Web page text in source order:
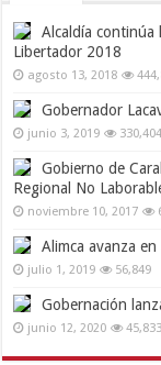
Alcaldía continúa
Libertador 2018
agosto 13, 2018
Gobernador
junio 3, 2019 330,404
Gobierno de
Regional No
noviembre 10, 2017
Alimca avanza
julio 1, 2019 56,849
Gobernación
junio 12, 2020 45,833